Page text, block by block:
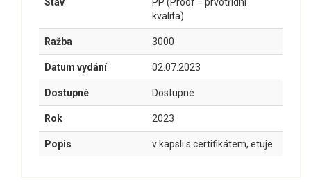
Stav
PP (Proof = prvotřídní
kvalita)
Ražba 3000
Datum vydání 02.07.2023
Dostupné Dostupné
Rok 2023
Popis v kapsli s certifikátem, etuje